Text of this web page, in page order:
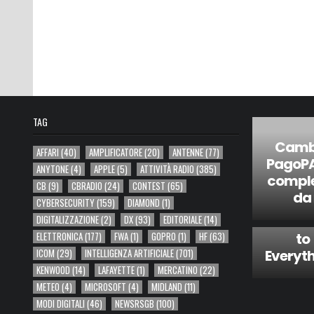
TAG
AFFARI (40) AMPLIFICATORE(20) ANTENNE(77)
ANYTONE(4) APPLE(5) ATTIVITÀ RADIO (385)
CB (9) CBRADIO (24) CONTEST (65)
CYBERSECURITY(159) DIAMOND (1)
DIGITALIZZAZIONE(2) DX(93) EDITORIALE(14)
ELETTRONICA(177) FWA(1) GOPRO (1) HF(63)
ICOM (29) INTELLIGENZA ARTIFICIALE(701)
KENWOOD (14) LAFAYETTE(1) MERCATINO (22)
METEO (4) MICROSOFT (4) MIDLAND (11)
MODI DIGITALI (46) NEWSRSGB (100)
via
to